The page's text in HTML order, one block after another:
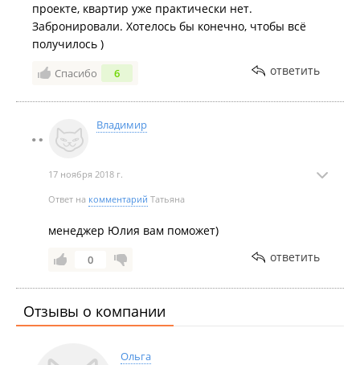
проекте, квартир уже практически нет.
Забронировали. Хотелось бы конечно, чтобы всё
получилось )
Спасибо 6 ответить
Владимир
17 ноября 2018 г.
Ответ на комментарий Татьяна
менеджер Юлия вам поможет)
0 ответить
Отзывы о компании
Ольга